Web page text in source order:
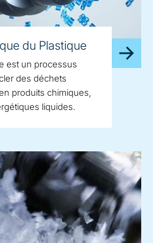
du Plastique
est un processus
des déchets
produits chimiques,
liquides.